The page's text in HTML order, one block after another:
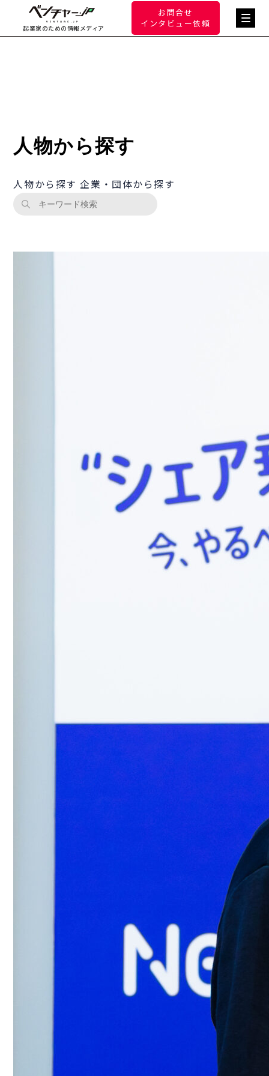
起業家のための情報メディア
お問合せ
インタビュー依頼
人物から探す
人物から探す 企業・団体から探す